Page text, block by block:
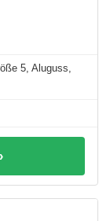
5, Aluguss,